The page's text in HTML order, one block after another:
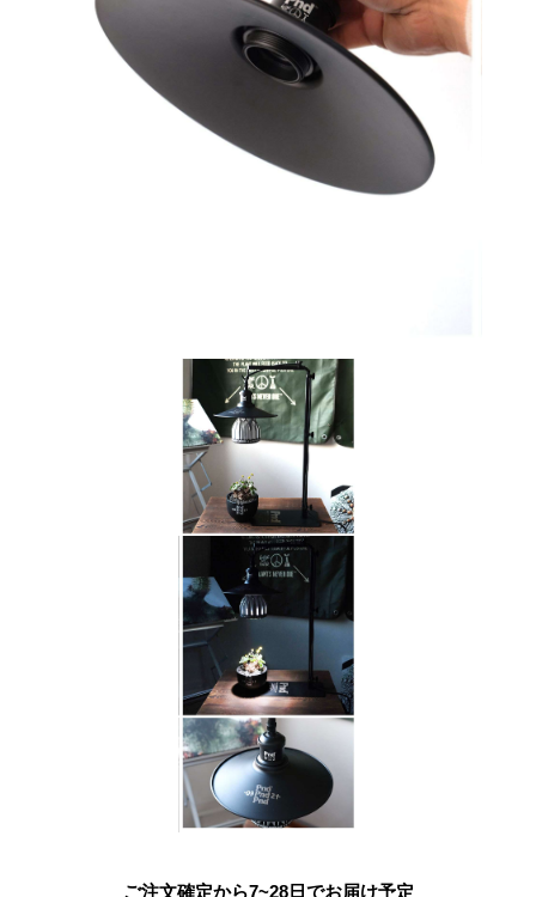
ご注文確定から7~28日でお届け予定